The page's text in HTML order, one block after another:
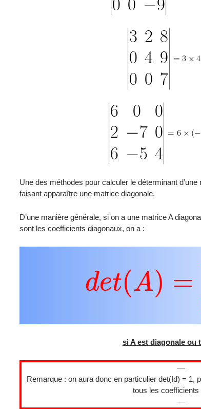
Une des méthodes pour calculer le déterminant
faisant apparaître une matrice diagonale.
D’une manière générale, si on a une matrice A
sont les coefficients diagonaux, on a :
d t ( A )
si A est diagonale ou
—
Remarque : on aura donc en particulier det(Id) = 1,
tous les coefficients
—